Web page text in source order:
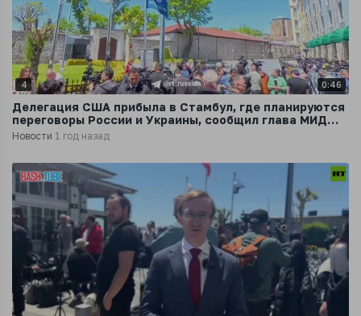
4 0:46
Делегация США прибыла в Стамбул, где планируются
переговоры России и Украины, сообщил глава МИД
Турции
Новости 1 год назад